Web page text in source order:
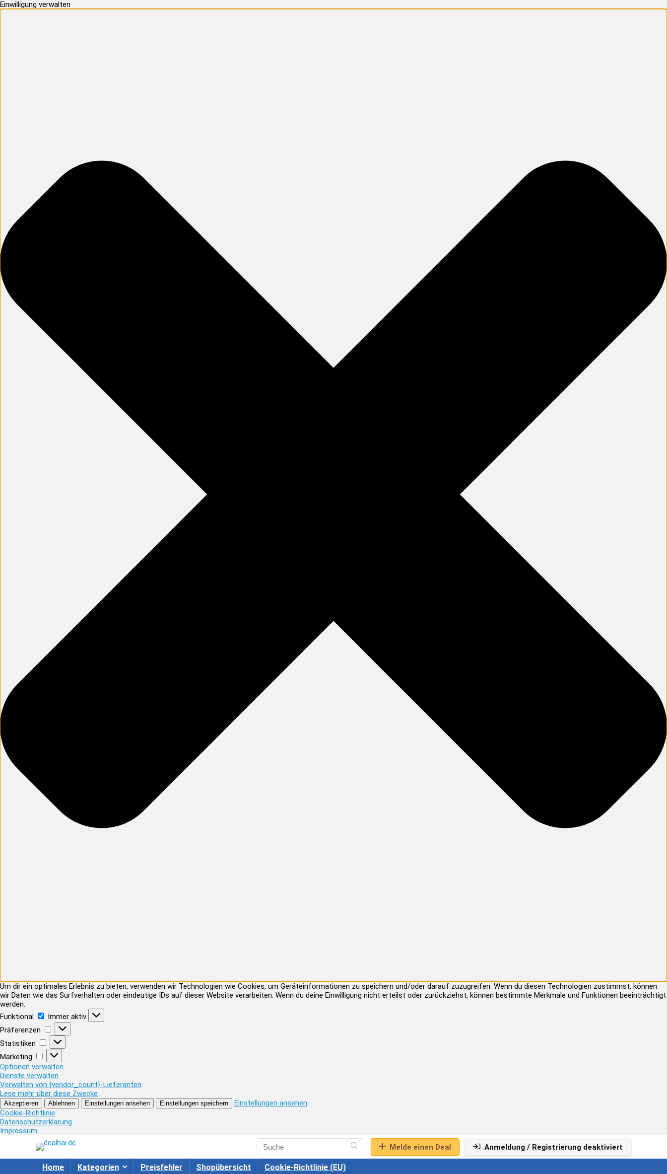
Einwilligung verwalten
Um dir ein optimales Erlebnis zu bieten, verwenden wir Technologien wie Cookies, um Geräteinformationen zu speichern und/oder darauf zuzugreifen. Wenn du diesen Technologien zustimmst, können
wir Daten wie das Surfverhalten oder eindeutige IDs auf dieser Website verarbeiten. Wenn du deine Einwilligung nicht erteilst oder zurückziehst, können bestimmte Merkmale und Funktionen beeinträchtigt
werden.
Funktional
Funktional
Immer aktiv
Präferenzen
Präferenzen
Statistiken
Statistiken
Marketing
Marketing
Optionen verwalten
Dienste verwalten
Verwalten von {vendor_count}-Lieferanten
Lese mehr über diese Zwecke
Akzeptieren Ablehnen Einstellungen ansehen Einstellungen speichern
Einstellungen ansehen
Cookie-Richtlinie
Datenschutzerklärung
Impressum
Melde einen Deal
Anmeldung / Registrierung deaktiviert
Home Kategorien Preisfehler Shopübersicht Cookie-Richtlinie (EU)